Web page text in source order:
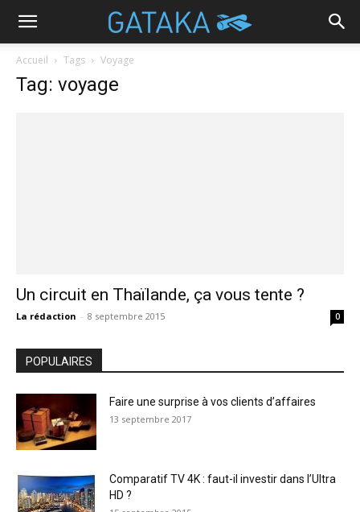
Accueil Tags Voyage
Tag: voyage
Un circuit en Thaïlande, ça vous tente ?
La rédaction - 8 septembre 2015 0
POPULAIRES
Faire une surprise à vos clients d’affaires
13 septembre 2017
Comparatif TV 4K : faut-il investir dans l’Ultra
HD ?